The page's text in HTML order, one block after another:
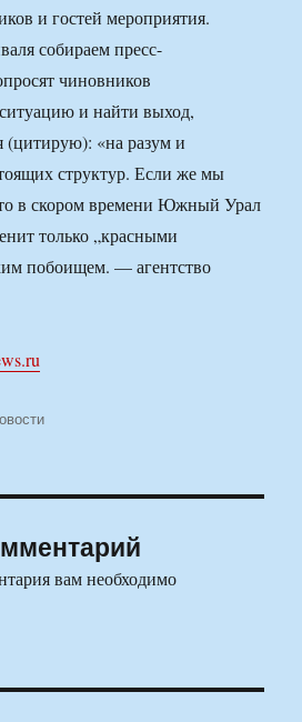
и гостей мероприятия.
собираем пресс-
чиновников
и найти выход,
(цитирую): «на разум и
структур. Если же мы
в скором времени Южный Урал
только „красными
побоищем. — агентство
вам необходимо